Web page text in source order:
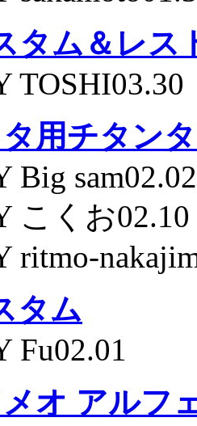
タム＆レス
TOSHI03.30
用チタン
Big sam02.02
こくお02.10
ritmo-
タム
Fu02.01
オ アルフ